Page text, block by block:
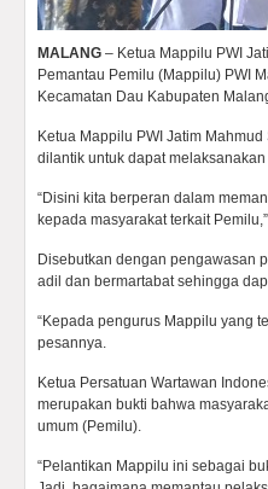
MALANG – Ketua Mappilu PWI
Pemantau Pemilu (Mappilu) PWI
Kecamatan Dau Kabupaten
Ketua Mappilu PWI Jatim
dilantik untuk dapat
“Disini kita berperan dalam
kepada masyarakat terkait
Disebutkan dengan pengawasan
adil dan bermartabat sehingga
“Kepada pengurus Mappilu yang
pesannya.
Ketua Persatuan Wartawan
merupakan bukti bahwa
umum (Pemilu).
“Pelantikan Mappilu ini sebagai